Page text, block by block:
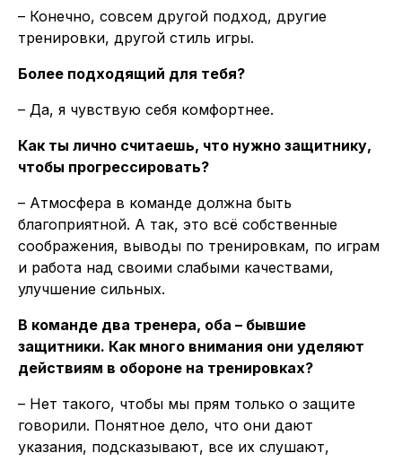
– Конечно, совсем другой подход, другие
тренировки, другой стиль игры.
Более подходящий для тебя?
– Да, я чувствую себя комфортнее.
Как ты лично считаешь, что нужно защитнику,
чтобы прогрессировать?
– Атмосфера в команде должна быть
благоприятной. А так, это всё собственные
соображения, выводы по тренировкам, по играм
и работа над своими слабыми качествами,
улучшение сильных.
В команде два тренера, оба – бывшие
защитники. Как много внимания они уделяют
действиям в обороне на тренировках?
– Нет такого, чтобы мы прям только о защите
говорили. Понятное дело, что они дают
указания, подсказывают, все их слушают,